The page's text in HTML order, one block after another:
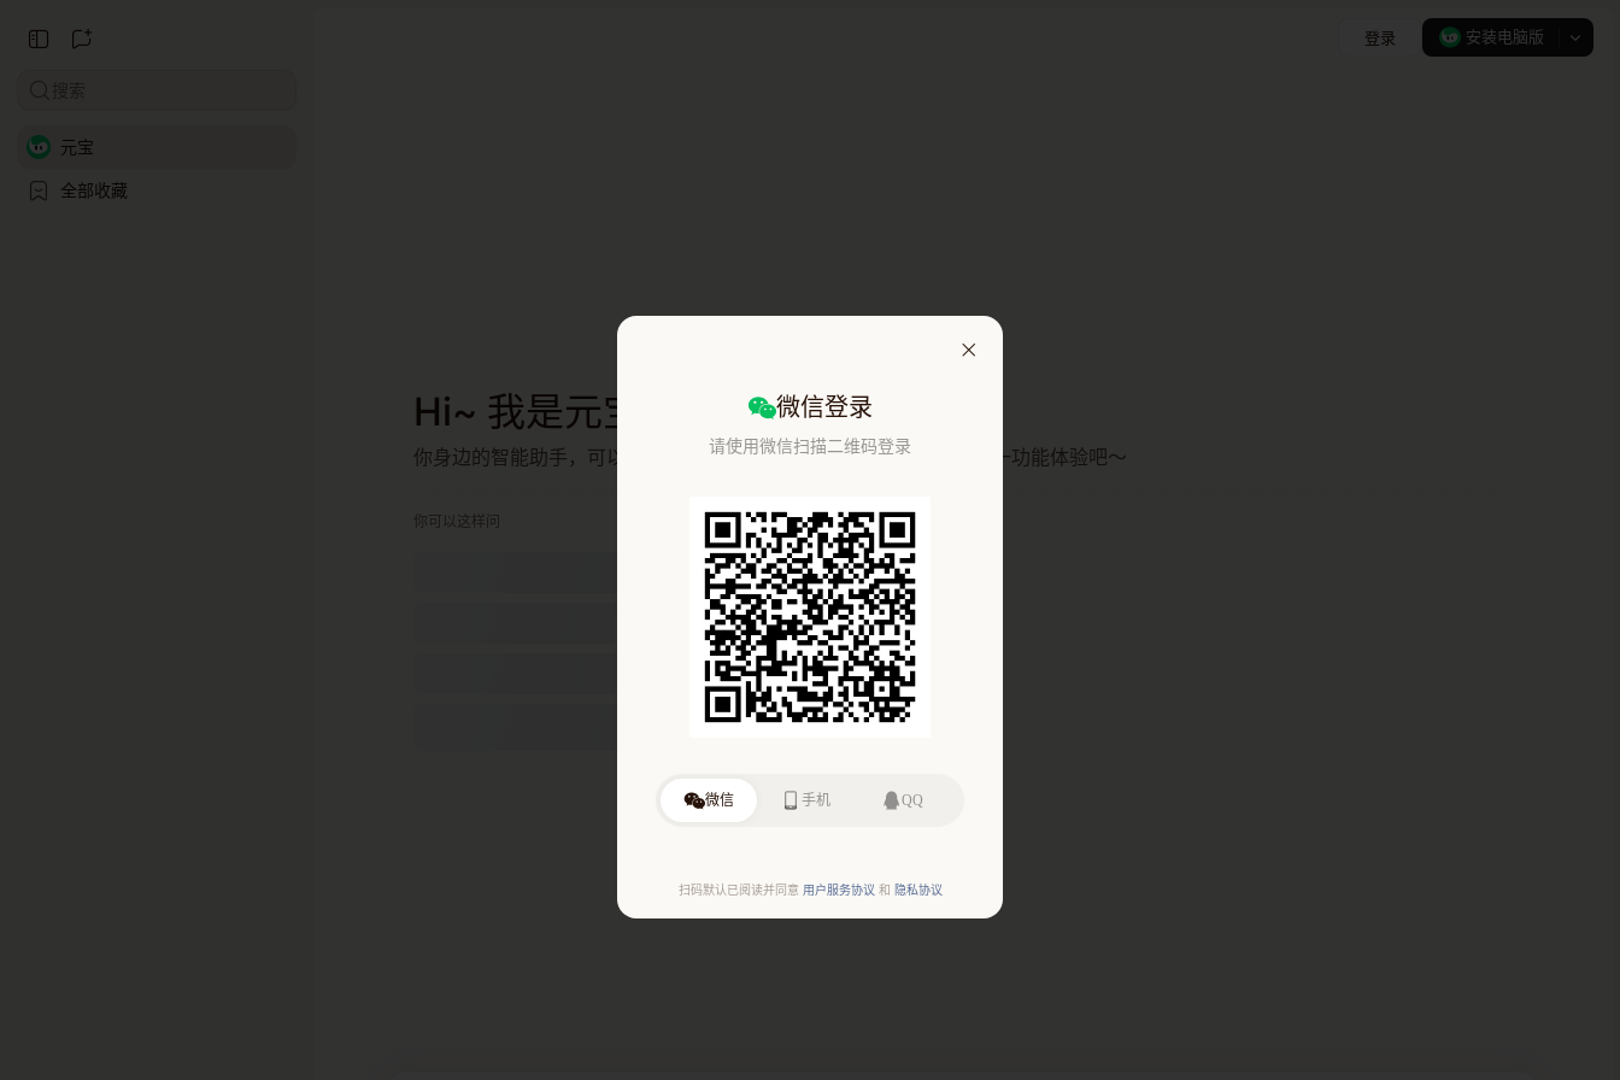
元宝
全部收藏
Hi~ 我是元宝
你身边的智能助手，可以为你答疑解惑、尽情创作，快来点击以下任一功能体验吧～
你可以这样问
登录 安装电脑版
微信登录
请使用微信扫描二维码登录
扫码默认已阅读并同意 用户服务协议 和 隐私协议
微信 手机 QQ